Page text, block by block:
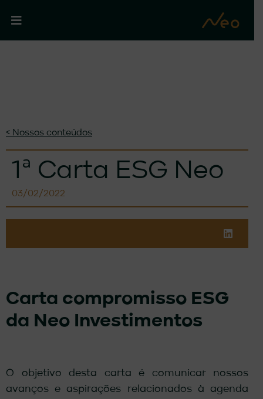
< Nossos conteúdos
1ª Carta ESG Neo
03/02/2022
Carta compromisso ESG
da Neo Investimentos
O objetivo desta carta é comunicar nossos
avanços e aspirações relacionados à agenda